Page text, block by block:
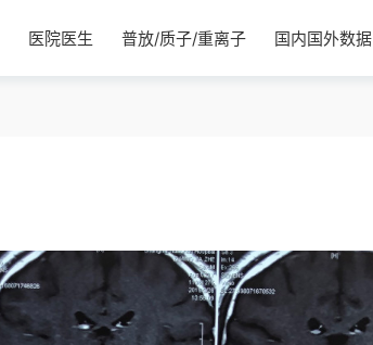
医院医生 普放/质子/重离子 国内国外数据